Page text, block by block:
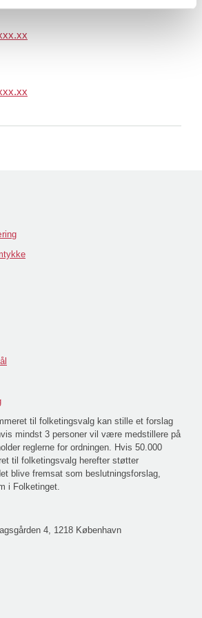
til folketingsvalg kan stille et forslag
mindst 3 personer vil være medstillere på
reglerne for ordningen. Hvis 50.000
til folketingsvalg herefter støtter
blive fremsat som beslutningsforslag,
i Folketinget.
4, 1218 København